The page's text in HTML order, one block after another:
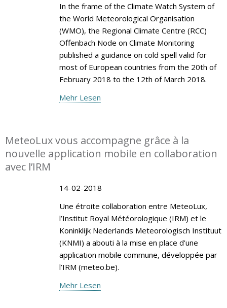
In the frame of the Climate Watch System of
the World Meteorological Organisation
(WMO), the Regional Climate Centre (RCC)
Offenbach Node on Climate Monitoring
published a guidance on cold spell valid for
most of European countries from the 20th of
February 2018 to the 12th of March 2018.
Mehr Lesen
MeteoLux vous accompagne grâce à la
nouvelle application mobile en collaboration
avec l’IRM
14-02-2018
Une étroite collaboration entre MeteoLux,
l’Institut Royal Météorologique (IRM) et le
Koninklijk Nederlands Meteorologisch Instituut
(KNMI) a abouti à la mise en place d’une
application mobile commune, développée par
l’IRM (meteo.be).
Mehr Lesen